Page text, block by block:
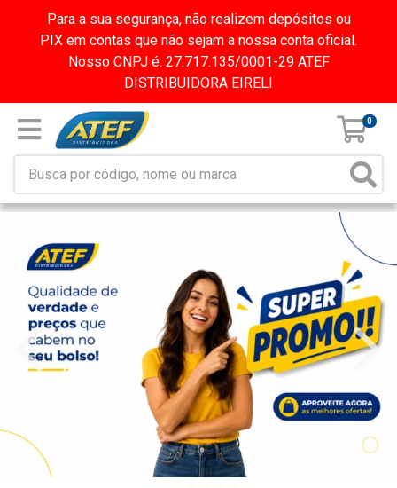
Para a sua segurança, não realizem depósitos ou
PIX em contas que não sejam a nossa conta oficial.
Nosso CNPJ é: 27.717.135/0001-29 ATEF
DISTRIBUIDORA EIRELI
0